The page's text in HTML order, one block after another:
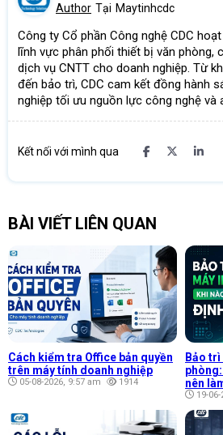
Author Tại Maytinhcdc
Công ty Cổ phần Công nghệ CDC
lĩnh vực phân phối thiết bị văn phòng,
dịch vụ CNTT cho doanh nghiệp. Từ
đến bảo trì, CDC cam kết đồng hành
nghiệp tối ưu nguồn lực công nghệ và
Kết nối với mình qua
BÀI VIẾT LIÊN QUAN
Cách kiểm tra Office bản quyền
trên máy tính doanh nghiệp
05-08-2026, 9:57 am 1914
Bảo
nên
19-